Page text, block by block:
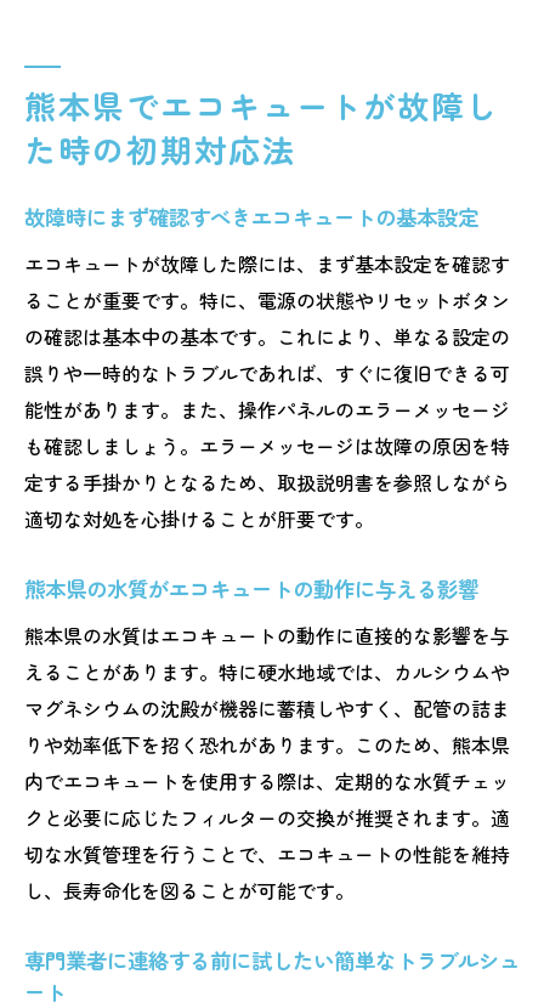
業者の活用法
地元業者の強みを活かしたエコキュート修
理法
熊本県内で信頼できるエコキュート修理ネ
アフターサービスの充実した地元業者の活
エコキュート修理における地域コミュニテ
ィのサポート
地元業者との連携で実現する迅速なエコキ
ュート修理
熊本県で利用できるエコキュート修理のカ
熊本県でエコキュートが故障し
た時の初期対応法
故障時にまず確認すべきエコキュートの基本設定
エコキュートが故障した際には、まず基本設定を確認す
ることが重要です。特に、電源の状態やリセットボタン
の確認は基本中の基本です。これにより、単なる設定の
誤りや一時的なトラブルであれば、すぐに復旧できる可
能性があります。また、操作パネルのエラーメッセージ
も確認しましょう。エラーメッセージは故障の原因を特
定する手掛かりとなるため、取扱説明書を参照しながら
適切な対処を心掛けることが肝要です。
熊本県の水質がエコキュートの動作に与える影響
熊本県の水質はエコキュートの動作に直接的な影響を与
えることがあります。特に硬水地域では、カルシウムや
マグネシウムの沈殿が機器に蓄積しやすく、配管の詰ま
りや効率低下を招く恐れがあります。このため、熊本県
内でエコキュートを使用する際は、定期的な水質チェッ
クと必要に応じたフィルターの交換が推奨されます。適
切な水質管理を行うことで、エコキュートの性能を維持
し、長寿命化を図ることが可能です。
専門業者に連絡する前に試したい簡単なトラブルシュ
ート